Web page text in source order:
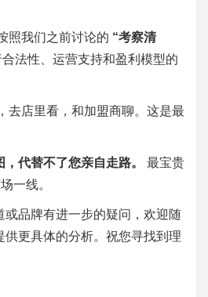
照我们之前讨论的 “考察清
法性、运营支持和盈利模型的
去店里看，和加盟商聊。这是最
代替不了您亲自走路。
最宝贵
一线。
或品牌有进一步的疑问，欢迎随
供更具体的分析。祝您寻找到理